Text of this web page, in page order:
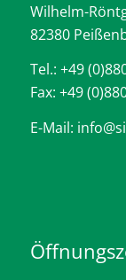
Wilhelm-
82380
Tel.: +49
Fax: +49
E-Mail: